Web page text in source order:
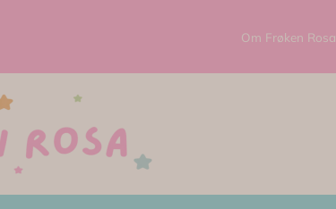
Om Frøken Rosa